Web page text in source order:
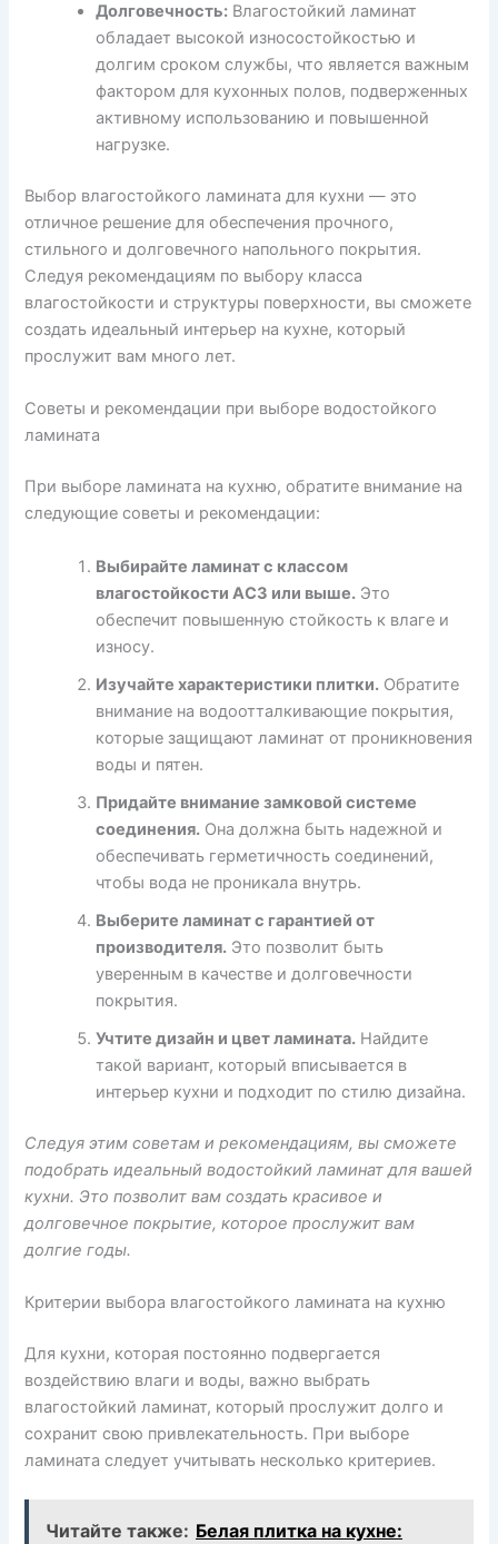
Долговечность: Влагостойкий ламинат
обладает высокой износостойкостью и
долгим сроком службы, что является важным
фактором для кухонных полов, подверженных
активному использованию и повышенной
нагрузке.
Выбор влагостойкого ламината для кухни — это
отличное решение для обеспечения прочного,
стильного и долговечного напольного покрытия.
Следуя рекомендациям по выбору класса
влагостойкости и структуры поверхности, вы сможете
создать идеальный интерьер на кухне, который
прослужит вам много лет.
Советы и рекомендации при выборе водостойкого
ламината
При выборе ламината на кухню, обратите внимание на
следующие советы и рекомендации:
Выбирайте ламинат с классом
влагостойкости AC3 или выше. Это
обеспечит повышенную стойкость к влаге и
износу.
Изучайте характеристики плитки. Обратите
внимание на водоотталкивающие покрытия,
которые защищают ламинат от проникновения
воды и пятен.
Придайте внимание замковой системе
соединения. Она должна быть надежной и
обеспечивать герметичность соединений,
чтобы вода не проникала внутрь.
Выберите ламинат с гарантией от
производителя. Это позволит быть
уверенным в качестве и долговечности
покрытия.
Учтите дизайн и цвет ламината. Найдите
такой вариант, который вписывается в
интерьер кухни и подходит по стилю дизайна.
Следуя этим советам и рекомендациям, вы сможете
подобрать идеальный водостойкий ламинат для вашей
кухни. Это позволит вам создать красивое и
долговечное покрытие, которое прослужит вам
долгие годы.
Критерии выбора влагостойкого ламината на кухню
Для кухни, которая постоянно подвергается
воздействию влаги и воды, важно выбрать
влагостойкий ламинат, который прослужит долго и
сохранит свою привлекательность. При выборе
ламината следует учитывать несколько критериев.
Читайте также: Белая плитка на кухне: